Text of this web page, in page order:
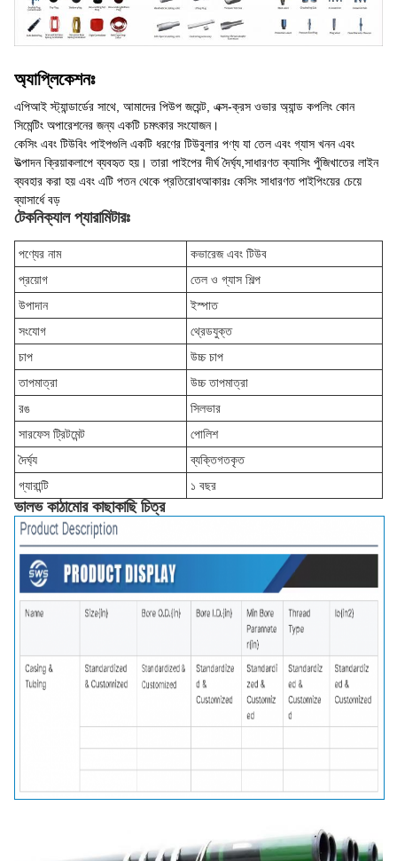
অ্যাপ্লিকেশনঃ
এপিআই স্ট্যান্ডার্ডের সাথে, আমাদের পিউপ জয়েন্ট, এক্স-ক্রস ওভার অ্যান্ড কপলিং কোন
সিমেন্টিং অপারেশনের জন্য একটি চমৎকার সংযোজন।
কেসিং এবং টিউবিং পাইপগুলি একটি ধরণের টিউবুলার পণ্য যা তেল এবং গ্যাস খনন এবং
উত্পাদন ক্রিয়াকলাপে ব্যবহৃত হয়। তারা পাইপের দীর্ঘ দৈর্ঘ্য,সাধারণত ক্যাসিং পুঁজিখাতের লাইন
ব্যবহার করা হয় এবং এটি পতন থেকে প্রতিরোধআকারঃ কেসিং সাধারণত পাইপিংয়ের চেয়ে
ব্যাসার্ধে বড়
টেকনিক্যাল প্যারামিটারঃ
পণ্যের নাম
কভারেজ এবং টিউব
প্রয়োগ
তেল ও গ্যাস শিল্প
উপাদান
ইস্পাত
সংযোগ
থ্রেডযুক্ত
চাপ
উচ্চ চাপ
তাপমাত্রা
উচ্চ তাপমাত্রা
রঙ
সিলভার
সারফেস ট্রিটমেন্ট
পোলিশ
দৈর্ঘ্য
ব্যক্তিগতকৃত
গ্যারান্টি
১ বছর
ভালভ কাঠামোর কাছাকাছি চিত্র